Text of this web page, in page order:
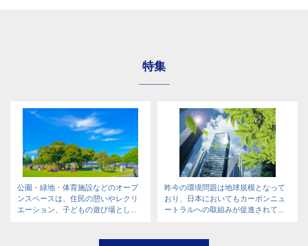
特集
公園・緑地・体育施設などのオープ
ンスペースは、住民の憩いやレクリ
エーション、子どもの遊び場とし...
昨今の環境問題は地球規模となって
おり、日本においてもカーボンニュ
ートラルへの取組みが促進されて...